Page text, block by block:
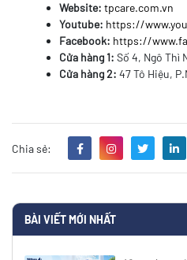
Website: tpcare.com.vn
Youtube: https://
Facebook: https://
Cửa hàng 1: Số 4, Ngô Thì
Cửa hàng 2: 47 Tô Hiệu,
Chia sẻ:
BÀI VIẾT MỚI NHẤT